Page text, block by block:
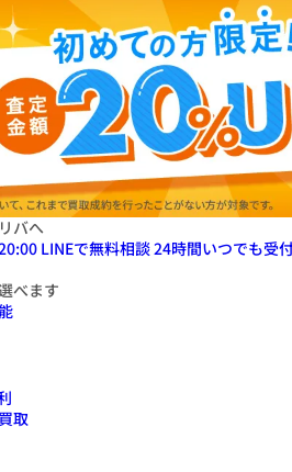
バへ
LINEで無料相談24時間いつでも受
べます
取